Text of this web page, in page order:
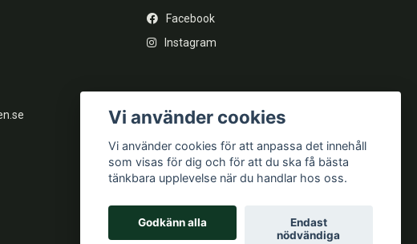
Facebook
Instagram
Vi använder cookies
Vi använder cookies för att anpassa det innehåll
som visas för dig och för att du ska få bästa
tänkbara upplevelse när du handlar hos oss.
Godkänn alla
Endast
nödvändiga